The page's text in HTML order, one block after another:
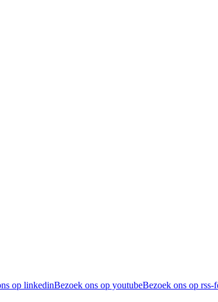
op linkedinBezoek ons op youtubeBezoek ons op rss-